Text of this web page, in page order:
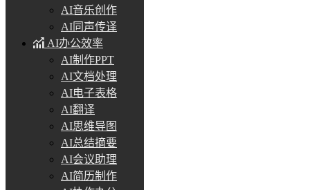
AI音乐创作
AI同声传译
AI办公效率
AI制作PPT
AI文档处理
AI电子表格
AI翻译
AI思维导图
AI总结摘要
AI会议助理
AI简历制作